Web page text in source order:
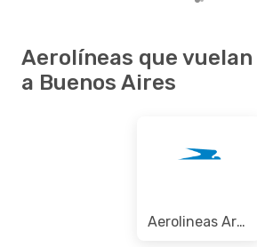
Aerolíneas que vuelan
a Buenos Aires
Aerolineas Argentinas